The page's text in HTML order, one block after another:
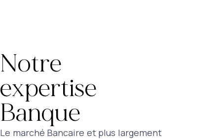
Notre
expertise
Banque
Le marché Bancaire et plus largement